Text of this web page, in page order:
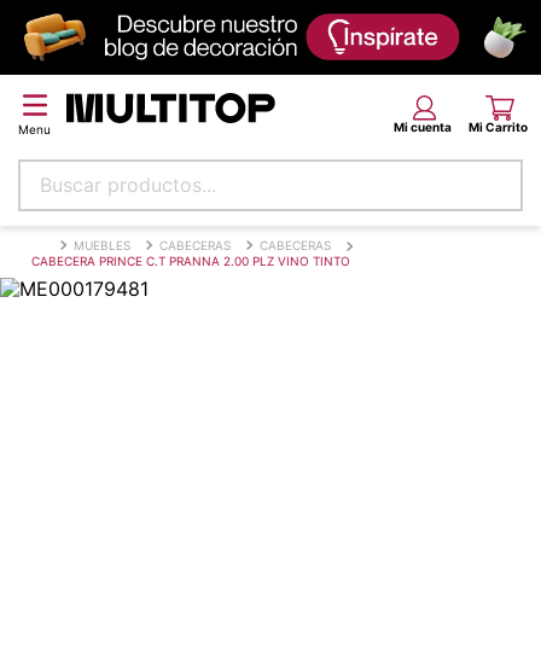
Buscar productos...
MUEBLES CABECERAS
CABECERAS
CABECERA PRINCE C.T PRANNA 2.00 PLZ VINO TINTO
Términos más buscados
papel tapiz